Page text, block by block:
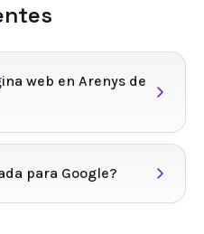
web en Arenys de
para Google?